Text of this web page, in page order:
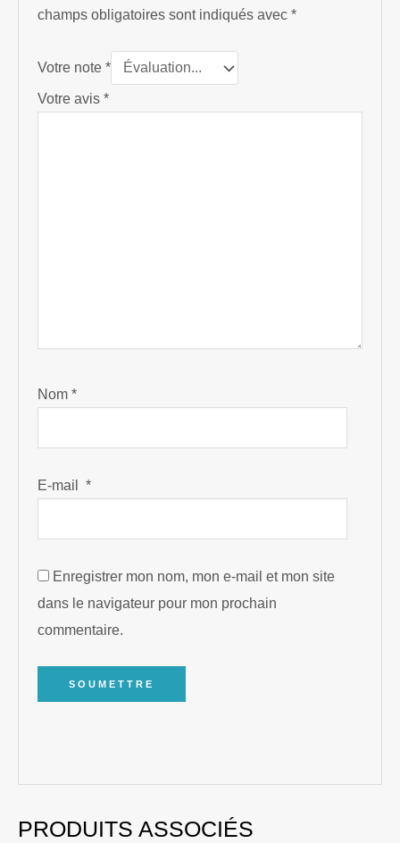
champs obligatoires sont indiqués avec*
Votre note*
Votre avis*
Nom*
E-mail*
Enregistrer mon nom, mon e-mail et mon site
dans le navigateur pour mon prochain
commentaire.
PRODUITS ASSOCIÉS